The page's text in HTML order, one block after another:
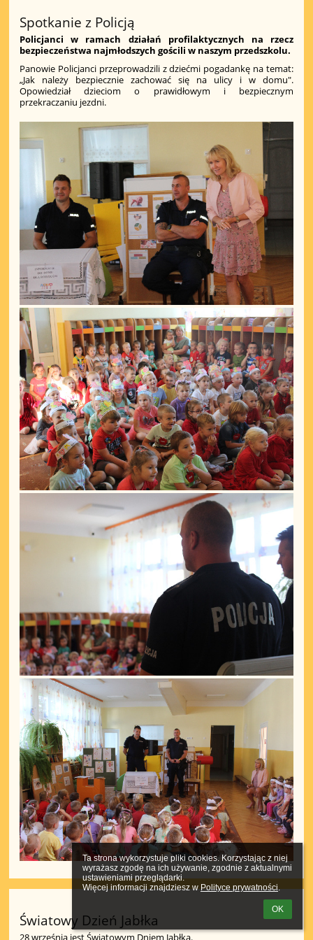
Ta strona wykorzystuje pliki cookies. Korzystając z niej
wyrażasz zgodę na ich używanie, zgodnie z aktualnymi
ustawieniami przeglądarki.
Więcej informacji znajdziesz w Polityce prywatności.
OK
Spotkanie z Policją
Policjanci w ramach działań profilaktycznych na rzecz
bezpieczeństwa najmłodszych gościli w naszym przedszkolu.
Panowie Policjanci przeprowadzili z dziećmi pogadankę na temat:
„Jak należy bezpiecznie zachować się na ulicy i w domu".
Opowiedział dzieciom o prawidłowym i bezpiecznym
przekraczaniu jezdni.
Światowy Dzień Jabłka
28 września jest Światowym Dniem Jabłka.